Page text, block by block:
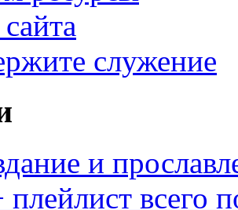
служение
и
плейлист